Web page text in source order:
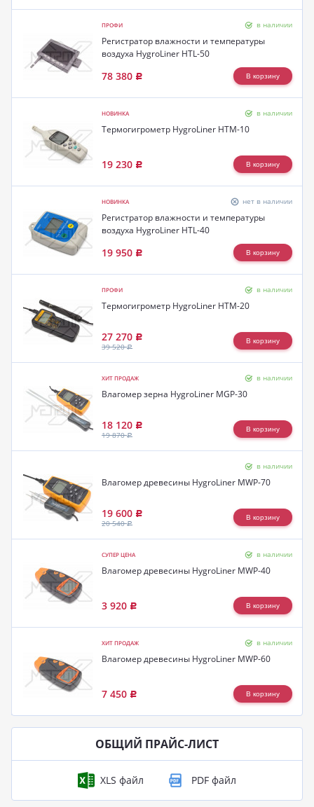
ПРОФИ в наличии
Регистратор влажности и температуры
воздуха HygroLiner HTL-50
78 380 Р
НОВИНКА в наличии
Термогигрометр HygroLiner HTM-10
19 230 Р
НОВИНКА нет в наличии
Регистратор влажности и температуры
воздуха HygroLiner HTL-40
19 950 Р
ПРОФИ в наличии
Термогигрометр HygroLiner HTM-20
27 270 Р
39 520Р
ХИТ ПРОДАЖ в наличии
Влагомер зерна HygroLiner MGP-30
18 120 Р
19 870Р
в наличии
Влагомер древесины HygroLiner MWP-70
19 600 Р
20 540Р
СУПЕР ЦЕНА в наличии
Влагомер древесины HygroLiner MWP-40
3 920 Р
ХИТ ПРОДАЖ в наличии
Влагомер древесины HygroLiner MWP-60
7 450 Р
ОБЩИЙ ПРАЙС-ЛИСТ